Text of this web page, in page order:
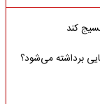
کند
برداشته می‌شود؟